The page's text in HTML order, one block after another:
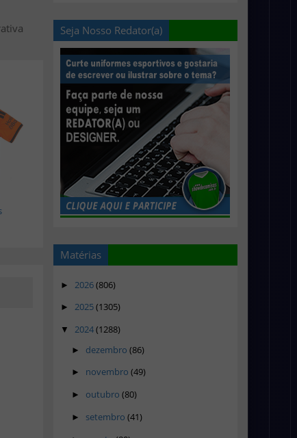
Seja Nosso Redator(a)
Matérias
► 2026(806)
► 2025(1305)
▼ 2024(1288)
► dezembro (86)
► novembro (49)
► outubro (80)
► setembro (41)